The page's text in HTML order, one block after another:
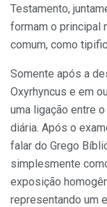
Testamento,
formam o principal
comum, como
Somente após a
Oxyrhyncus e em
uma ligação entre
diária. Após o
falar do Grego
simplesmente
exposição
representando um